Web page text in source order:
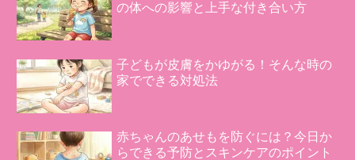
の体への影響と上手な付き合い方
子どもが皮膚をかゆがる！そんな時の
家でできる対処法
赤ちゃんのあせもを防ぐには？今日か
らできる予防とスキンケアのポイント